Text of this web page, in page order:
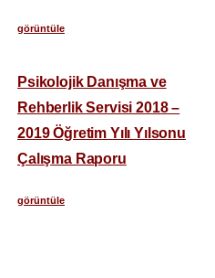
görüntüle
Psikolojik Danışma ve
Rehberlik Servisi 2018 –
2019 Öğretim Yılı Yılsonu
Çalışma Raporu
görüntüle